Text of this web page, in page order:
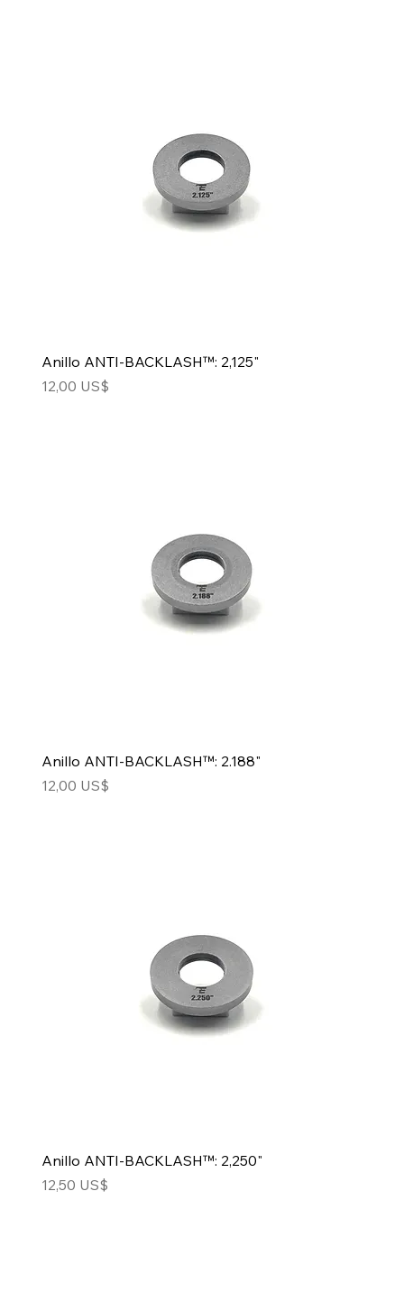
Anillo ANTI-BACKLASH™: 2,125"
Precio
12,00 US$
Anillo ANTI-BACKLASH™: 2.188"
Precio
12,00 US$
Anillo ANTI-BACKLASH™: 2,250"
Precio
12,50 US$